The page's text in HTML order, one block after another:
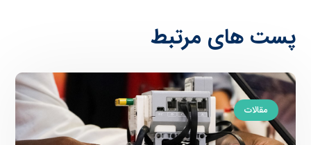
پست های مرتبط
مقالات